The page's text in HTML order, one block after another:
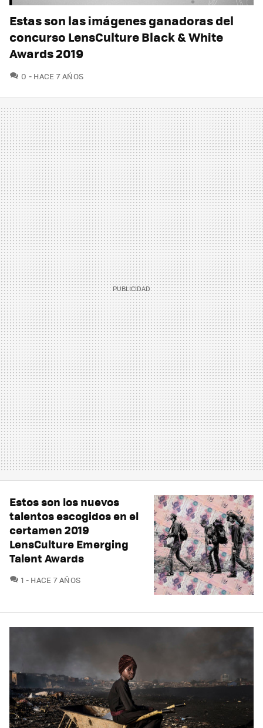
Estas son las imágenes ganadoras del
concurso LensCulture Black & White
Awards 2019
0 COMENTARIOS
HACE 7 AÑOS
Estos son los nuevos
talentos escogidos en el
certamen 2019
LensCulture Emerging
Talent Awards
1 COMENTARIOS
HACE 7 AÑOS